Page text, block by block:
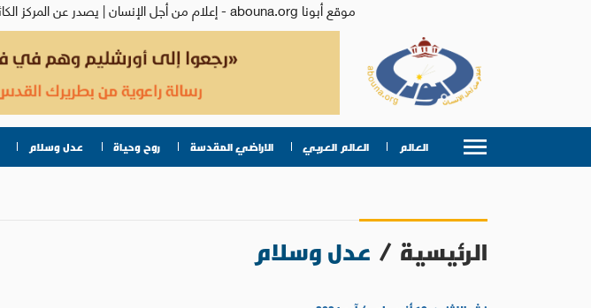
موقع أبونا abouna.org - إعلام من أجل الإنسان | يصدر عن المركز الكاثوليكي للدراسات والإعلام في الأردن - رئيس التحرير: الأب د.رفعت بدر
العالم العالم العربي الاراضي المقدسة روح وحياة عدل وسلام
الرئيسية / عدل وسلام